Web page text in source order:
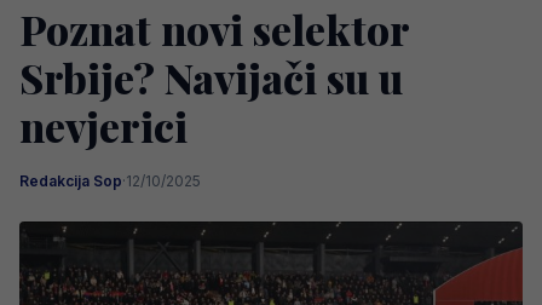
Poznat novi selektor
Srbije? Navijači su u
nevjerici
Redakcija Sop·12/10/2025